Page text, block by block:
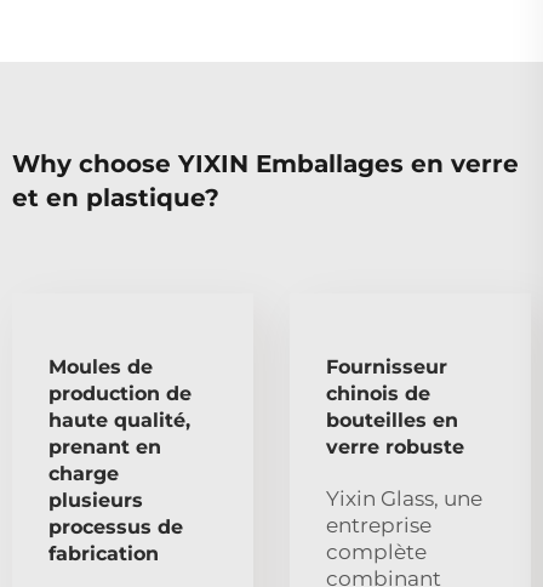
Why choose YIXIN Emballages en verre
et en plastique?
Moules de
production de
haute qualité,
prenant en
charge
plusieurs
processus de
fabrication
Fournisseur
chinois de
bouteilles en
verre robuste
Yixin Glass, une
entreprise
complète
combinant